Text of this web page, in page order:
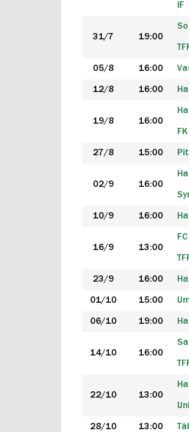
IF
31/7 19:00
05/8 16:00
12/8 16:00
19/8 16:00
FK
27/8 15:00
02/9 16:00
10/9 16:00
16/9 13:00
23/9 16:00
01/10 15:00
06/10 19:00
14/10 16:00
22/10 13:00
28/10 13:00